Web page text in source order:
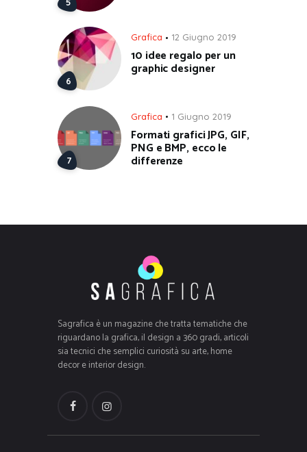
Grafica 12 Giugno 2019
10 idee regalo per un
graphic designer
Grafica 1 Giugno 2019
Formati grafici JPG, GIF,
PNG e BMP, ecco le
differenze
Sagrafica è un magazine che tratta tematiche che
riguardano la grafica, il design a 360 gradi, articoli
sia tecnici che semplici curiosità su arte, home
decor e interior design.